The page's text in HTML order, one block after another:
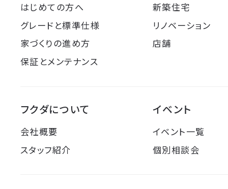
はじめての方へ
グレードと標準仕様
家づくりの進め方
保証とメンテナンス
新築住宅
リノベーション
店舗
フクダについて
会社概要
スタッフ紹介
イベント
イベント一覧
個別相談会